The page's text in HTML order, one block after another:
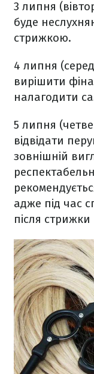
3 липня
буде
стрижкою.
4 липня
вирішити
налагодити
5 липня
відвідати
зовнішній
адже під час
після